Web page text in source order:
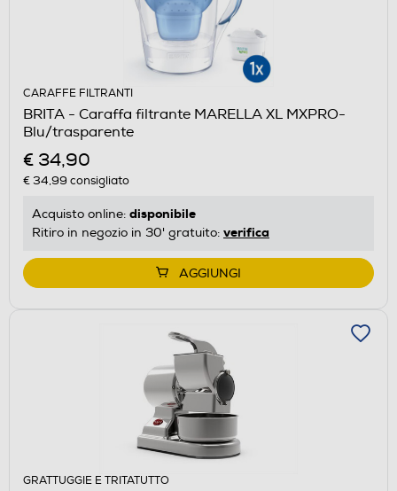
CARAFFE FILTRANTI
BRITA - Caraffa filtrante MARELLA XL MXPRO-
Blu/trasparente
€ 34,90
€ 34,99 consigliato
Acquisto online: disponibile
Ritiro in negozio in 30' gratuito: verifica
AGGIUNGI
GRATTUGGIE E TRITATUTTO